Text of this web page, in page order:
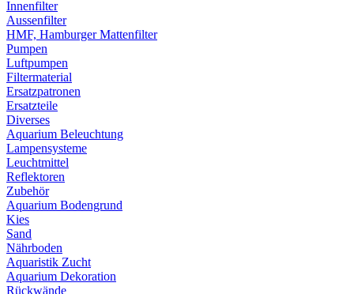
Innenfilter
Aussenfilter
HMF, Hamburger Mattenfilter
Pumpen
Luftpumpen
Filtermaterial
Ersatzpatronen
Ersatzteile
Diverses
Aquarium Beleuchtung
Lampensysteme
Leuchtmittel
Reflektoren
Zubehör
Aquarium Bodengrund
Kies
Sand
Nährboden
Aquaristik Zucht
Aquarium Dekoration
Rückwände